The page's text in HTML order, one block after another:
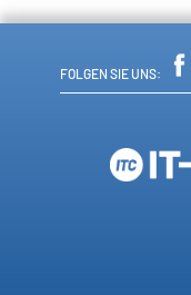
FOLGEN SIE UNS: